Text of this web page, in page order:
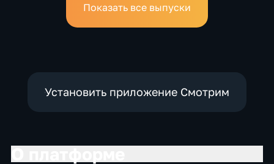
Показать все выпуски
Установить приложение Смотрим